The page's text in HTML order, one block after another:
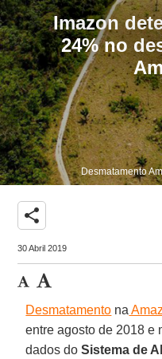
Imazon
24% no
Desmatamento
share
30 Abril 2019
Desmatamento na
entre agosto de 2018 e
dados do Sistema de